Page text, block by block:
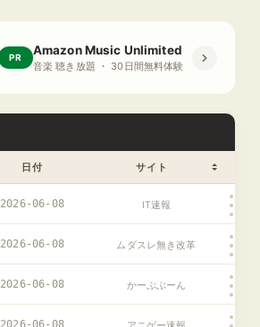
PR Amazon Music Unlimited
音楽 聴き放題 ・ 30日間無料体験
日付 サイト
2026-06-08 IT速報
2026-06-08 ムダスレ無き改革
2026-06-08 かーぷぶーん
2026-06-08